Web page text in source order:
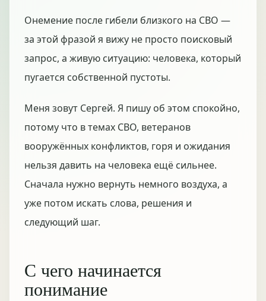
Онемение после гибели близкого на СВО —
за этой фразой я вижу не просто поисковый
запрос, а живую ситуацию: человека, который
пугается собственной пустоты.
Меня зовут Сергей. Я пишу об этом спокойно,
потому что в темах СВО, ветеранов
вооружённых конфликтов, горя и ожидания
нельзя давить на человека ещё сильнее.
Сначала нужно вернуть немного воздуха, а
уже потом искать слова, решения и
следующий шаг.
С чего начинается
понимание